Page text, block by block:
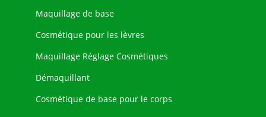
Maquillage de base
Cosmétique pour les lèvres
Maquillage Réglage Cosmétiques
Démaquillant
Cosmétique de base pour le corps